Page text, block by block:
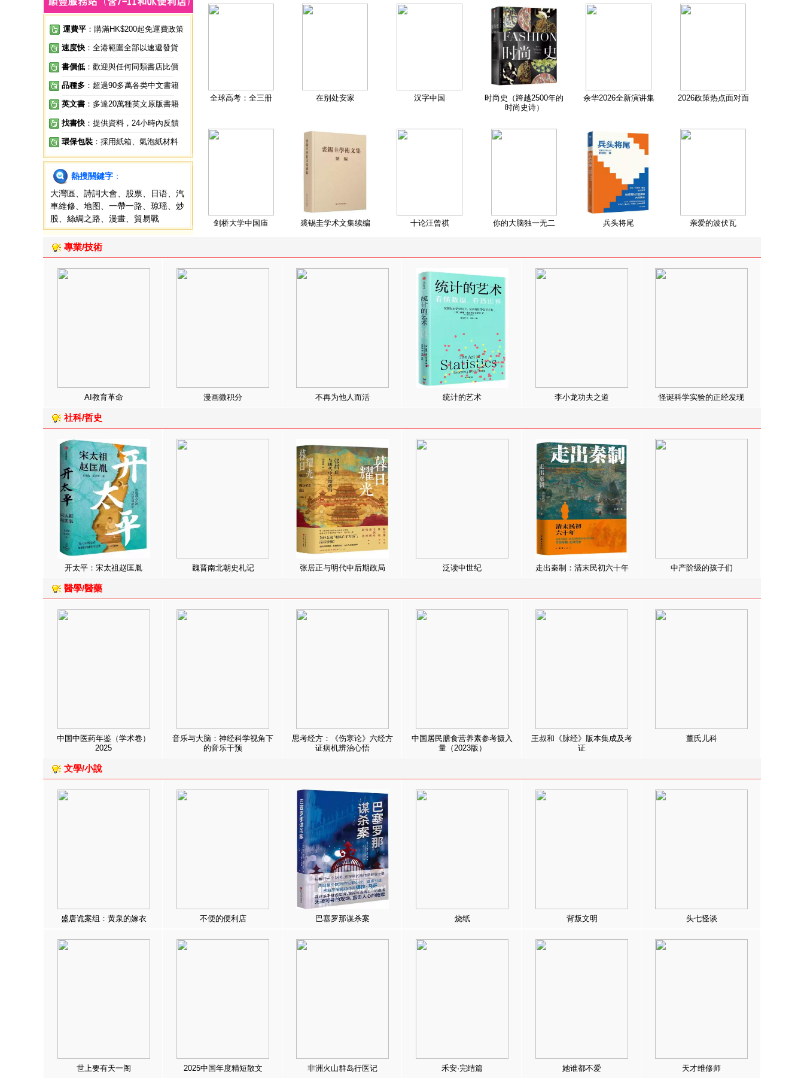
運費平 ：購滿HK$200起免運費政策
速度快 ：全港範圍全部以速遞發貨
書價低 ：歡迎與任何同類書店比價
品種多 ：超過90多萬各类中文書籍
英文書 ：多達20萬種英文原版書籍
找書快 ：提供資料，24小時內反饋
環保包裝 ：採用紙箱、氣泡紙材料
熱搜關鍵字 ：
大灣區
詩詞大會 股票 日语
汽
車維修
地图 一帶一路 琼瑶
炒
股
絲綢之路 漫畫 貿易戰
全球高考：全三册 在别处安家 汉字中国
时尚史（跨越2500年的
时尚史诗）
余华2026全新演讲集 2026政策热点面对面
剑桥大学中国庙 裘锡圭学术文集续编 十论汪曾祺 你的大脑独一无二 兵头将尾 亲爱的波伏瓦
專業/技術
AI教育革命 漫画微积分 不再为他人而活 统计的艺术 李小龙功夫之道 怪诞科学实验的正经发现
社科/哲史
开太平：宋太祖赵匡胤 魏晋南北朝史札记 张居正与明代中后期政局 泛读中世纪 走出秦制：清末民初六十年 中产阶级的孩子们
醫學/醫藥
中国中医药年鉴（学术卷）
2025
音乐与大脑：神经科学视角下
的音乐干预
思考经方：《伤寒论》六经方
证病机辨治心悟
中国居民膳食营养素参考摄入
量（2023版）
王叔和《脉经》版本集成及考
证
董氏儿科
文學/小說
盛唐诡案组：黄泉的嫁衣 不便的便利店 巴塞罗那谋杀案 烧纸 背叛文明 头七怪谈
世上要有天一阁 2025中国年度精短散文 非洲火山群岛行医记 禾安·完结篇 她谁都不爱 天才维修师